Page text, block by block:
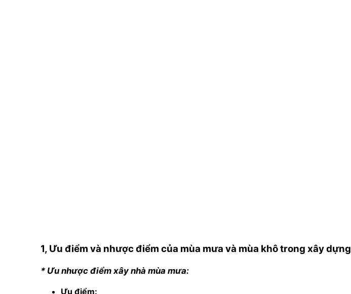
1, Ưu điểm và nhược điểm của mùa mưa và mùa khô trong xây dựng
* Ưu nhược điểm xây nhà mùa mưa:
Ưu điểm: